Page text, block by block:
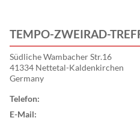
TEMPO-ZWEIRAD-
Südliche Wambacher Str.16
41334 Nettetal-Kaldenkirchen
Germany
Telefon:
E-Mail: